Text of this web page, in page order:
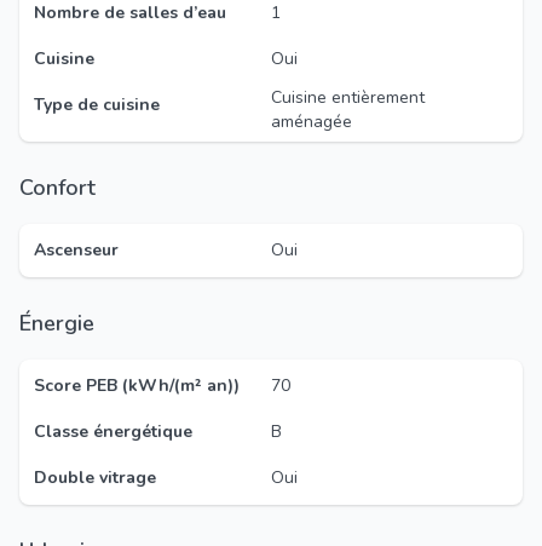
Nombre de salles d’eau
1
Cuisine
Oui
Type de cuisine
Cuisine entièrement
aménagée
Confort
Ascenseur Oui
Énergie
Score PEB (kWh/(m² an))
70
Classe énergétique
B
Double vitrage
Oui